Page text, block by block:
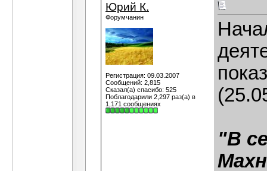
Юрий К.
Форумчанин
Регистрация: 09.03.2007
Сообщений: 2,815
Сказал(а) спасибо: 525
Поблагодарили 2,297 раз(а) в
1,171 сообщениях
"В